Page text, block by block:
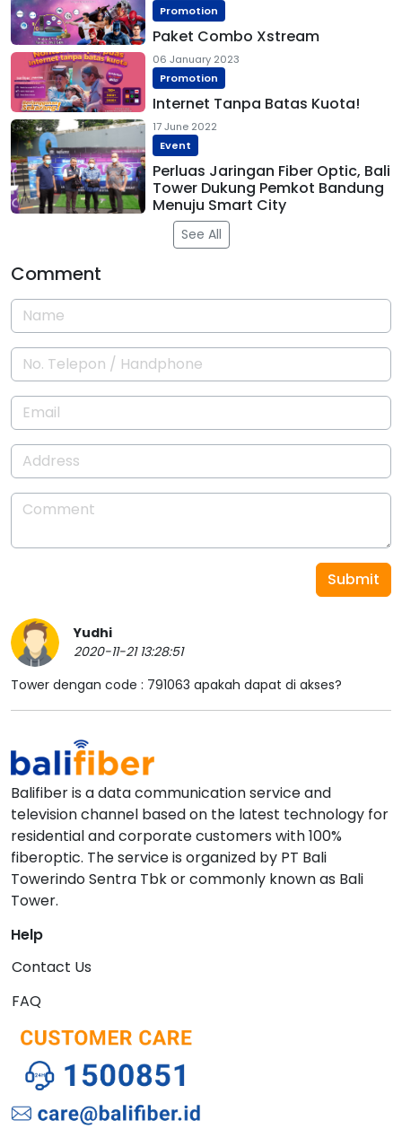
Promotion
Paket Combo Xstream
06 January 2023
Promotion
Internet Tanpa Batas Kuota!
17 June 2022
Event
Perluas Jaringan Fiber Optic, Bali
Tower Dukung Pemkot Bandung
Menuju Smart City
See All
Comment
Submit
Yudhi
2020-11-21 13:28:51
Tower dengan code : 791063 apakah dapat di akses?
Balifiber is a data communication service and
television channel based on the latest technology for
residential and corporate customers with 100%
fiberoptic. The service is organized by PT Bali
Towerindo Sentra Tbk or commonly known as Bali
Tower.
Help
Contact Us
FAQ